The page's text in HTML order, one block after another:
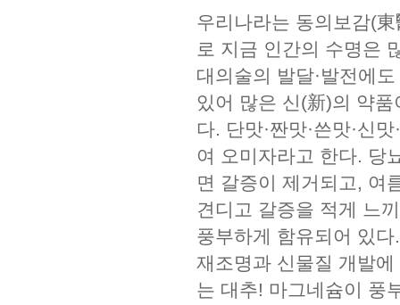
우리나라는 동의보감(
로 지금 인간의 수명은
대의술의 발달·발전에
있어 많은 신(新)의 약
다. 단맛·짠맛·쓴맛·신
여 오미자라고 한다. 당
면 갈증이 제거되고, 여
견디고 갈증을 적게 느
풍부하게 함유되어 있
재조명과 신물질 개발
는 대추! 마그네슘이 풍